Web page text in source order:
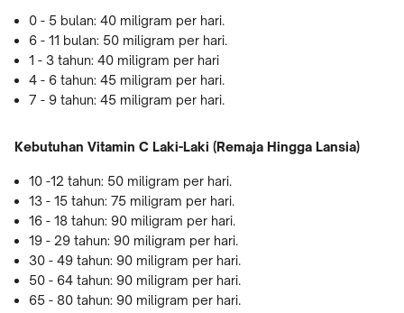
0 - 5 bulan: 40 miligram per hari.
6 - 11 bulan: 50 miligram per hari.
1 - 3 tahun: 40 miligram per hari
4 - 6 tahun: 45 miligram per hari.
7 - 9 tahun: 45 miligram per hari.
Kebutuhan Vitamin C Laki-Laki (Remaja Hingga Lansia)
10 -12 tahun: 50 miligram per hari.
13 - 15 tahun: 75 miligram per hari.
16 - 18 tahun: 90 miligram per hari.
19 - 29 tahun: 90 miligram per hari.
30 - 49 tahun: 90 miligram per hari.
50 - 64 tahun: 90 miligram per hari.
65 - 80 tahun: 90 miligram per hari.